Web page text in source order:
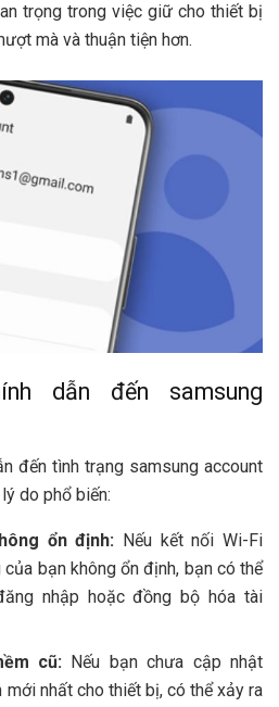
trọng trong việc giữ cho thiết bị
mà và thuận tiện hơn.
dẫn đến samsung
đến tình trạng samsung account
do phổ biến:
ổn định: Nếu kết nối Wi-Fi
bạn không ổn định, bạn có thể
nhập hoặc đồng bộ hóa tài
cũ:Nếu bạn chưa cập nhật
mới nhất cho thiết bị, có thể xảy ra